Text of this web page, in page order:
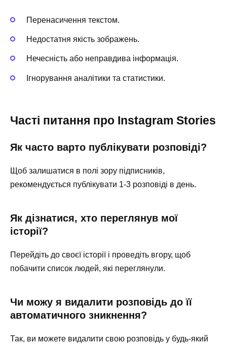
Перенасичення текстом.
Недостатня якість зображень.
Нечесність або неправдива інформація.
Ігнорування аналітики та статистики.
Часті питання про Instagram Stories
Як часто варто публікувати розповіді?
Щоб залишатися в полі зору підписників,
рекомендується публікувати 1-3 розповіді в день.
Як дізнатися, хто переглянув мої
історії?
Перейдіть до своєї історії і проведіть вгору, щоб
побачити список людей, які переглянули.
Чи можу я видалити розповідь до її
автоматичного зникнення?
Так, ви можете видалити свою розповідь у будь-який